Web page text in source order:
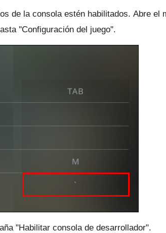
de la consola estén habilitados. Abre el
''Configuración del juego''.
"Habilitar consola de desarrollador".